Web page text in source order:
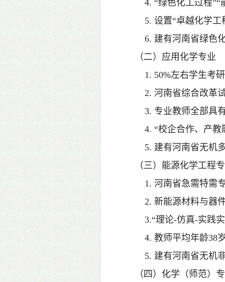
4. “绿色化工过程”“
5. 设置“卓越化学工
6. 建有河南省绿色
（二）应用化学专业
1. 50%左右学生考
2. 河南省综合改革
3. 专业教师全部具
4. “校企合作、产教
5. 建有河南省无机
（三）能源化学工程
1. 河南省急需特需
2. 新能源材料与器
3.“理论-仿真-实践
4. 教师平均年龄38
5. 建有河南省无机
（四）化学（师范）